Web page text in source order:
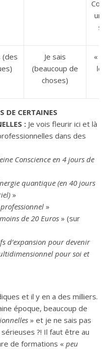
une
(des
Je sais
(beaucoup de
choses)
«
le
DE CERTAINES
: Je vois fleurir ici et là
dans des
Conscience en 4 jours de
quantique (en 40 jours
»
»
de 20 Euros » (sur
d’expansion pour devenir
pour soi et
et il y en a des milliers.
époque, beaucoup de
» et je ne sais pas
?! Il faut être au
de formations « peu